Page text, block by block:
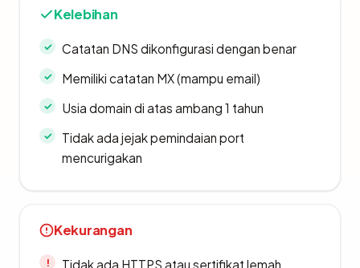
Kelebihan
Catatan DNS dikonfigurasi dengan benar
Memiliki catatan MX (mampu email)
Usia domain di atas ambang 1 tahun
Tidak ada jejak pemindaian port
mencurigakan
Kekurangan
Tidak ada HTTPS atau sertifikat lemah